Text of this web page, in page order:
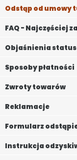
Odstąp od umowy
FAQ - Najczęściej
Objaśnienia
Sposoby płatności
Zwroty towarów
Reklamacje
Formularz
Instrukcja